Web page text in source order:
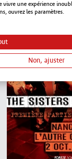
vivre une expérience
ouvrez les paramètres.
Non, ajuster